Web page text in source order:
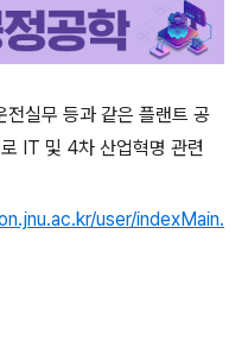
전실무 등과 같은 플랜트 공
IT 및 4차 산업혁명 관련
user/indexMain.